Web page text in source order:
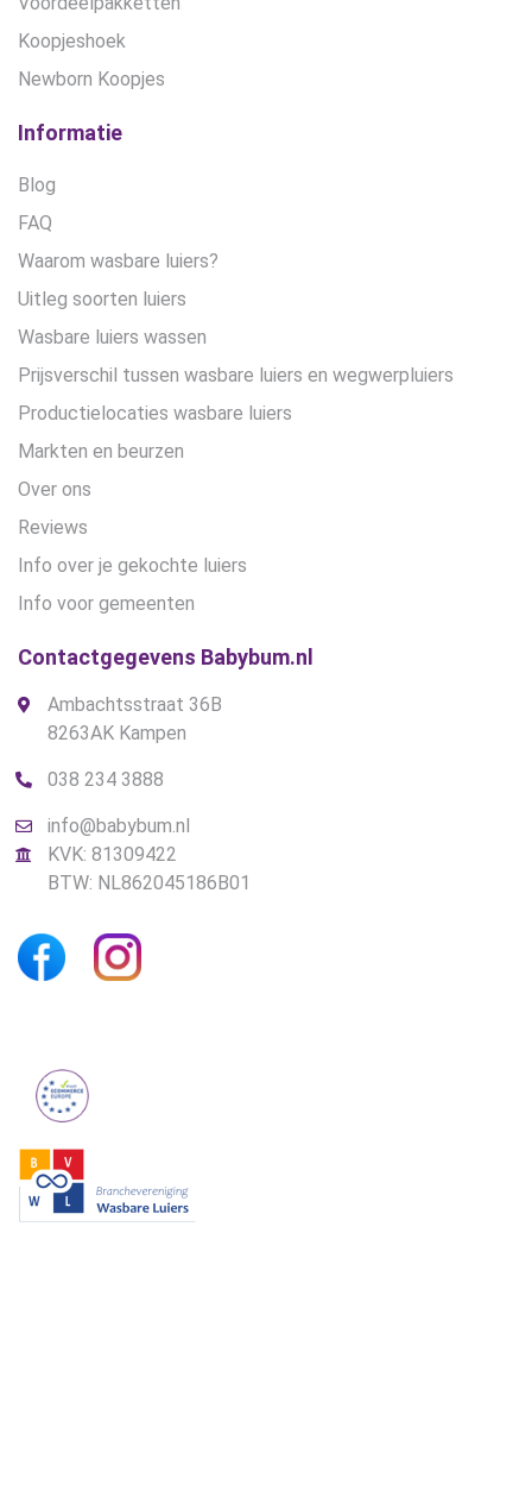
Koopjeshoek
Newborn Koopjes
Informatie
Blog
FAQ
Waarom wasbare luiers?
Uitleg soorten luiers
Wasbare luiers wassen
Prijsverschil tussen wasbare luiers en wegwerpluiers
Productielocaties wasbare luiers
Markten en beurzen
Over ons
Reviews
Info over je gekochte luiers
Info voor gemeenten
Contactgegevens Babybum.nl
Ambachtsstraat 36B
8263AK Kampen
038 234 3888
info@babybum.nl
KVK: 81309422
BTW: NL862045186B01